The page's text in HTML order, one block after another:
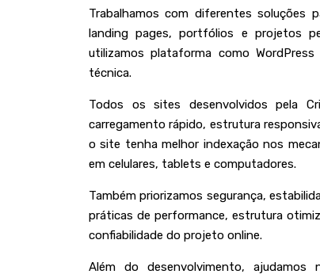
Trabalhamos com diferentes soluções
landing pages, portfólios e projetos
utilizamos plataforma comoWordPress
técnica.
Todos os sites desenvolvidos pela
carregamento rápido, estrutura
o site tenha melhor indexação nos
em celulares, tablets e computadores.
Também priorizamos segurança,
práticas de performance, estrutura
confiabilidade do projeto online.
Além do desenvolvimento, ajudamos